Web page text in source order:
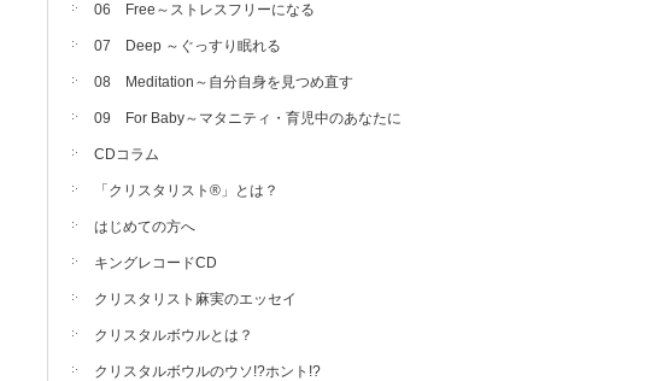
06 Free～ストレスフリーになる
07 Deep ～ぐっすり眠れる
08 Meditation～自分自身を見つめ直す
09 For Baby～マタニティ・育児中のあなたに
CDコラム
「クリスタリスト®」とは？
はじめての方へ
キングレコードCD
クリスタリスト麻実のエッセイ
クリスタルボウルとは？
クリスタルボウルのウソ!?ホント!?